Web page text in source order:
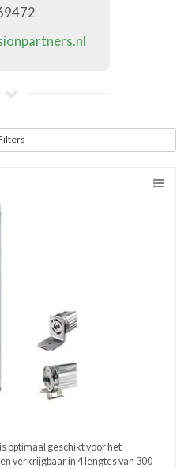
optimaal geschikt voor het
verkrijgbaar in 4 lengtes van 300